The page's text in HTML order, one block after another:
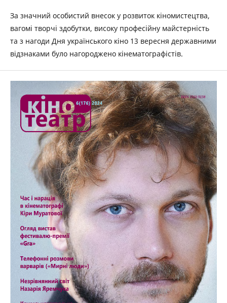
За значний особистий внесок у розвиток кіномистецтва,
вагомі творчі здобутки, високу професійну майстерність
та з нагоди Дня українського кіно 13 вересня державними
відзнаками було нагороджено кінематографістів.